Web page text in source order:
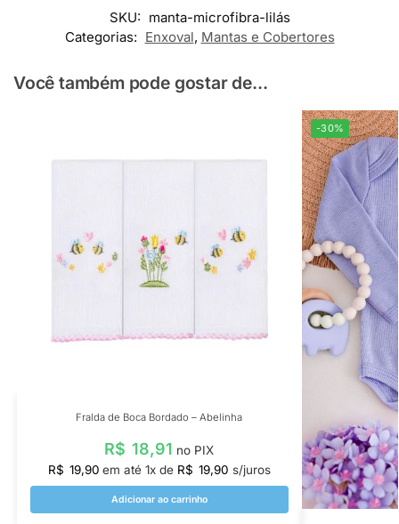
SKU: manta-microfibra-lilás
Categorias: Enxoval, Mantas e Cobertores
Você também pode gostar de...
Fralda de Boca Bordado – Abelinha
R$ 18,91 no PIX
R$ 19,90 em até 1x de R$ 19,90 s/juros
Adicionar ao carrinho
-30%